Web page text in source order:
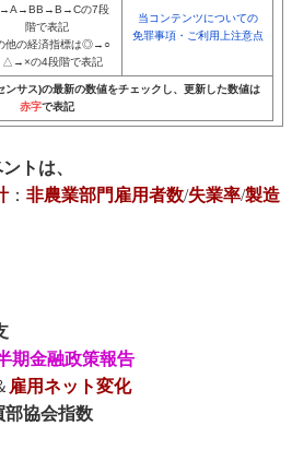
の7段
階で表記
他の経済指標は◎→○
の4段階で表記
当コンテンツについての
免罪事項・ご利用上注意点
サス)の最新の数値をチェックし、更新した数値は
赤字で表記
トは、
： 非農業部門雇用者数/失業率/製造
期金融政策報告
雇用ネット変化
部協会指数